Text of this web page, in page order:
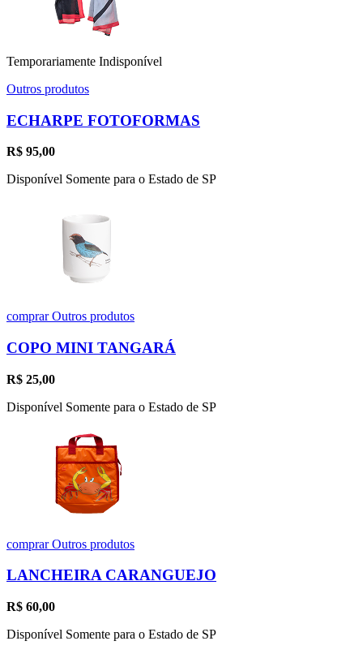
Temporariamente Indisponível
Outros produtos
ECHARPE FOTOFORMAS
R$ 95,00
Disponível Somente para o Estado de SP
comprarOutros produtos
COPO MINI TANGARÁ
R$ 25,00
Disponível Somente para o Estado de SP
comprarOutros produtos
LANCHEIRA CARANGUEJO
R$ 60,00
Disponível Somente para o Estado de SP